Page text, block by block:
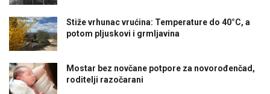
Stiže vrhunac vrućina: Temperature do 40°C, a
potom pljuskovi i grmljavina
Mostar bez novčane potpore za novorođenčad,
roditelji razočarani